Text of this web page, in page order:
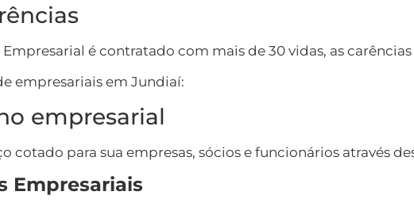
é contratado com mais de 30 vidas, as
empresariais em Jundiaí:
empresarial
cotado para sua empresas, sócios e funcionários através
Empresariais